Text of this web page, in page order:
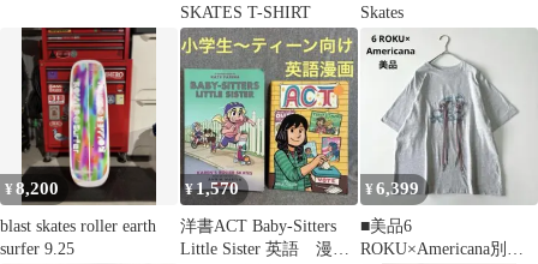
SKATES T-SHIRT
Skates
¥8,200
blast skates roller earth
surfer 9.25
¥1,570
洋書ACT Baby-Sitters
Little Sister 英語 漫画2
¥6,399
■美品6
ROKU×Americana別注